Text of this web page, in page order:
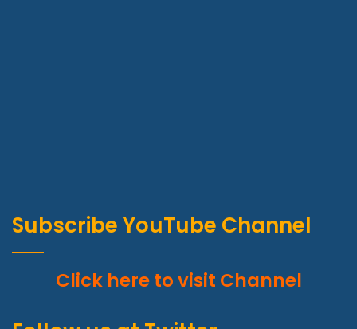
Subscribe YouTube Channel
Click here to visit Channel